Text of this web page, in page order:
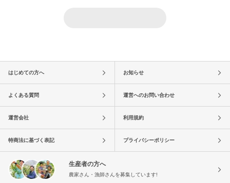
はじめての方へ お知らせ
よくある質問 運営へのお問い合わせ
運営会社 利用規約
特商法に基づく表記 プライバシーポリシー
生産者の方へ
農家さん・漁師さんを募集しています!